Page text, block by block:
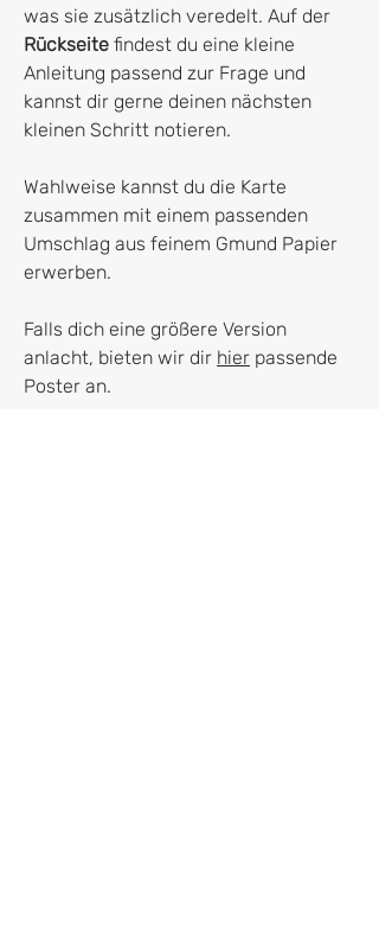
was sie zusätzlich veredelt. Auf der
Rückseite findest du eine kleine
Anleitung passend zur Frage und
kannst dir gerne deinen nächsten
kleinen Schritt notieren.
Wahlweise kannst du die Karte
zusammen mit einem passenden
Umschlag aus feinem Gmund Papier
erwerben.
Falls dich eine größere Version
anlacht, bieten wir dir hier passende
Poster an.